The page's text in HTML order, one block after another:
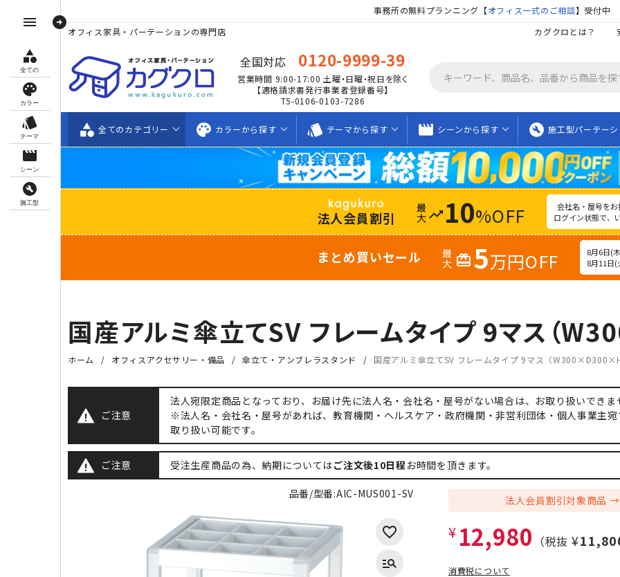
menu arrow_circle_right
category
全ての
palette
カラー
style
テーマ
movie_creation
シーン
build_circle
施工型
事務所の無料プランニング【オフィス一式のご相談】受付中
オフィス家具・パーテーションの専門店
カグクロとは？
全国対応 0120-9999-39
営業時間 9:00-17:00 土曜・日曜・祝日を除く
【適格請求書発行事業者登録番号】
T5-0106-0103-7286
category 全てのカテゴリー palette カラーから探す style テーマから探す movie_creation シーンから探す build_circle 施工型パーテー
法人会員割引 trending_up 10%OFF
会社名・屋号を
ログイン状態で、
まとめ買いセール redeem 5万円OFF
8月6日(
8月11日(
国産アルミ傘立てSV フレームタイプ 9マス（
ホーム オフィスアクセサリー・備品 傘立て・アンブレラスタンド 国産アルミ傘立てSV フレームタイプ 9マス（
ご注意
法人宛限定商品となっており、お届け先に法人名・会社名・屋号がない場合は、お取り扱いできま
※法人名・会社名・屋号があれば、教育機関・ヘルスケア・政府機関・非営利団体・個人事業主
取り扱い可能です。
ご注意 受注生産商品の為、納期についてはご注文後10日程お時間を頂きます。
品番/型番:AlC-MUS001-SV 法人会員割引対象商品
¥ 12,980 （税抜
消費税について